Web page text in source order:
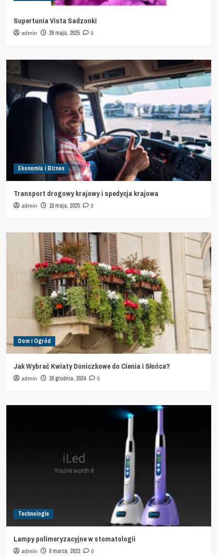
Supertunia Vista Sadzonki
admin 29 maja, 2025 0
Ekonomia i Biznes
Transport drogowy krajowy i spedycja krajowa
admin 19 maja, 2025 0
Dom i Ogród
Jak Wybrać Kwiaty Doniczkowe do Cienia i Słońca?
admin 16 grudnia, 2024 0
Technologie
Lampy polimeryzacyjne w stomatologii
admin 8 marca, 2023 0